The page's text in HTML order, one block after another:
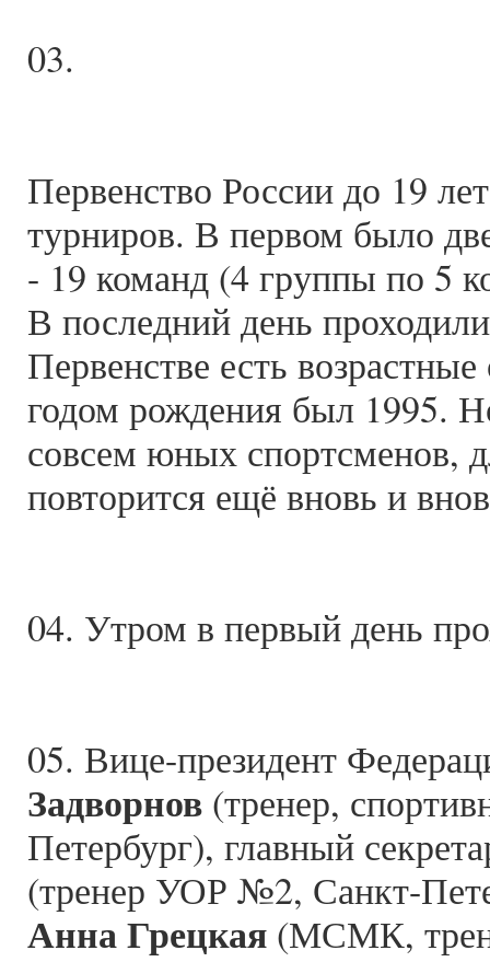
03.
Первенство России до 19
турниров. В первом было
- 19 команд (4 группы по 5
В последний день
Первенстве есть
годом рождения был 1995.
совсем юных спортсменов,
повторится ещё вновь и
04. Утром в первый день
05. Вице-президент
Задворнов (тренер,
Петербург), главный
(тренер УОР №2, Санкт-
Анна Грецкая (МСМК,